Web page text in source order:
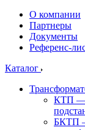
О компании
Партнеры
Документы
Референс-
Каталог
КТП —
БКТП